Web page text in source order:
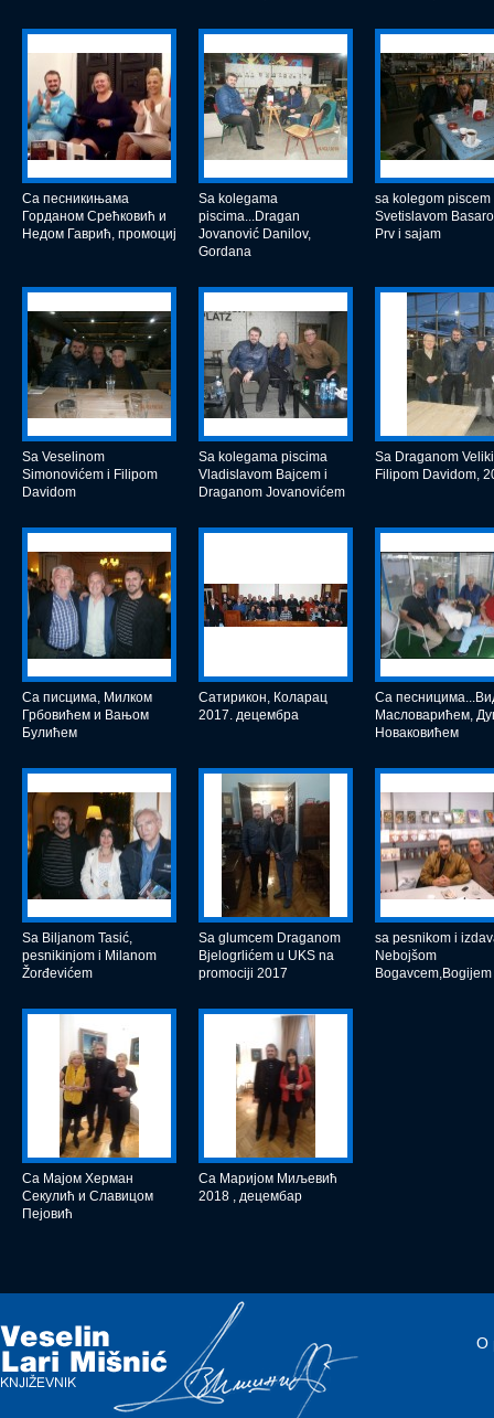
Са песникињама
Горданом Срећковић и
Недом Гаврић, промоциј
Sa kolegama
piscima...Dragan
Jovanović Danilov,
Gordana
sa kolegom piscem
Svetislavom
Prv i sajam
Sa Veselinom
Simonovićem i Filipom
Davidom
Sa kolegama piscima
Vladislavom Bajcem i
Draganom Jovanovićem
Sa Draganom
Filipom Davidom,
Са писцима, Милком
Грбовићем и Вањом
Булићем
Сатирикон, Коларац
2017. децембра
Са
Mасловарићем,
Новаковићем
Sa Biljanom Tasić,
pesnikinjom i Milanom
Žorđevićem
Sa glumcem Draganom
Bjelogrlićem u UKS na
promociji 2017
sa pesnikom i
Nebojšom
Bogavcem,Bogijem
Са Мајом Херман
Секулић и Славицом
Пејовић
Са Маријом Миљевић
2018 , децембар
O